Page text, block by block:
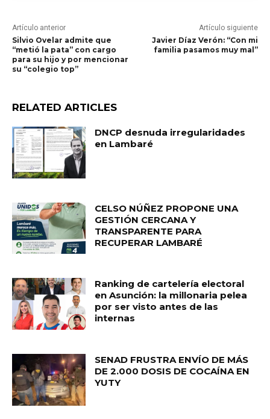
Artículo anterior
Silvio Ovelar admite que
“metió la pata” con cargo
para su hijo y por mencionar
su “colegio top”
Artículo siguiente
Javier Díaz Verón: “Con mi
familia pasamos muy mal”
RELATED ARTICLES
DNCP desnuda irregularidades
en Lambaré
CELSO NÚÑEZ PROPONE UNA
GESTIÓN CERCANA Y
TRANSPARENTE PARA
RECUPERAR LAMBARÉ
Ranking de cartelería electoral
en Asunción: la millonaria pelea
por ser visto antes de las
internas
SENAD FRUSTRA ENVÍO DE MÁS
DE 2.000 DOSIS DE COCAÍNA EN
YUTY